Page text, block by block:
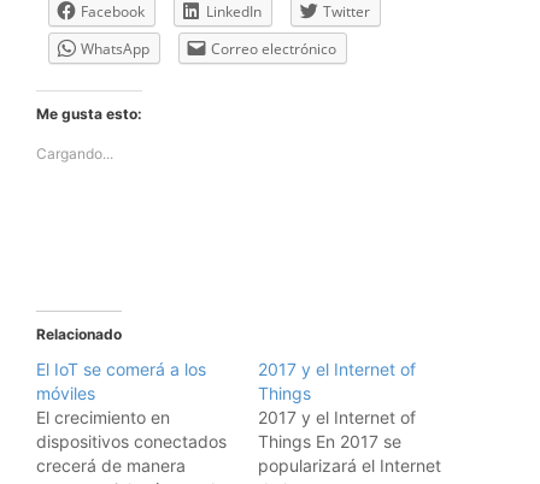
Facebook LinkedIn
Twitter
WhatsApp
Correo electrónico
Me gusta esto:
Cargando...
Relacionado
El IoT se comerá a los
móviles
El crecimiento en
dispositivos conectados
crecerá de manera
2017 y el Internet of
Things
2017 y el Internet of
Things En 2017 se
popularizará el Internet